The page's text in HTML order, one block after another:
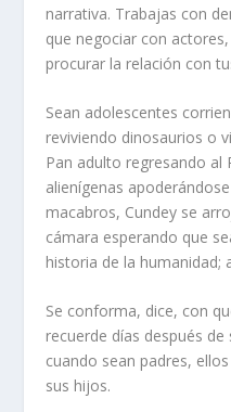
narrativa. Trabajas con
que negociar con
procurar la relación con
Sean adolescentes
reviviendo dinosaurios o
Pan adulto regresando al
alienígenas
macabros, Cundey se
cámara esperando que
historia de la humanidad;
Se conforma, dice, con
recuerde días después de
cuando sean padres,
sus hijos.